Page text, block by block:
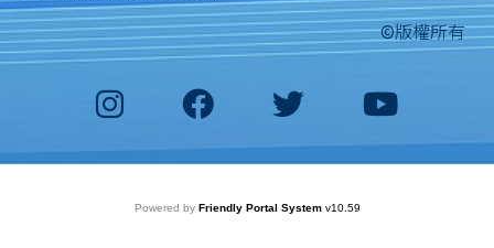
©版權所有
Powered by Friendly Portal System v10.59